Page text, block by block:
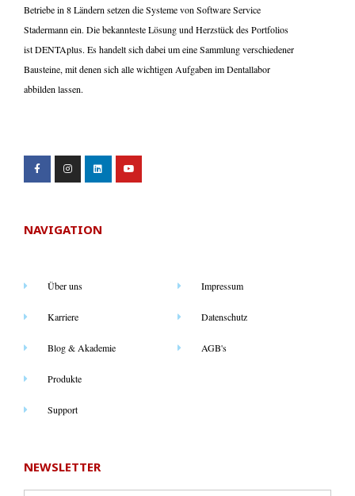
Betriebe in 8 Ländern setzen die Systeme von Software Service
Stadermann ein. Die bekannteste Lösung und Herzstück des Portfolios
ist DENTAplus. Es handelt sich dabei um eine Sammlung verschiedener
Bausteine, mit denen sich alle wichtigen Aufgaben im Dentallabor
abbilden lassen.
NAVIGATION
Über uns
Karriere
Blog & Akademie
Produkte
Support
Impressum
Datenschutz
AGB's
NEWSLETTER